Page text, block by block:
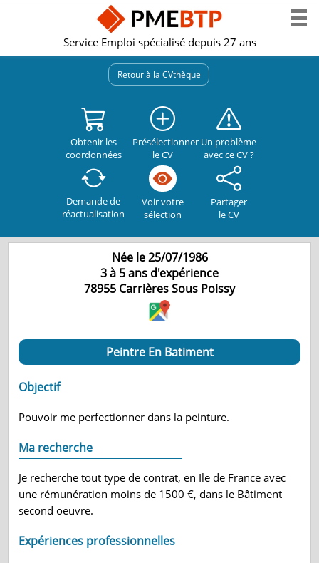
Service Emploi spécialisé depuis 27 ans
Retour à la CVthèque
Obtenir les
coordonnées
Présélectionner
le CV
Un problème
avec ce CV ?
Demande de
réactualisation
Voir votre
sélection
Partager
le CV
Née le 25/07/1986
3 à 5 ans d'expérience
78955 Carrières Sous Poissy
Peintre En Batiment
Objectif
Pouvoir me perfectionner dans la peinture.
Ma recherche
Je recherche tout type de contrat, en Ile de France avec
une rémunération moins de 1500 €, dans le Bâtiment
second oeuvre.
Expériences professionnelles